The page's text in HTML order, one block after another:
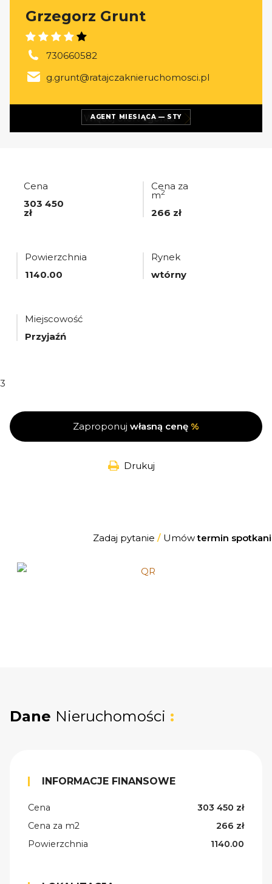
AGENT MIESIĄCA — STY
Grzegorz Grunt
730660582
g.grunt@ratajczaknieruchomosci.pl
Więcej ofertagenta
Cena
303 450
zł
Cena za
m2
266 zł
Powierzchnia
1140.00
Rynek
wtórny
Miejscowość
Przyjaźń
3
Zaproponuj własną cenę %
Drukuj
Zadaj pytanie /Umówtermin
Dane Nieruchomości :
INFORMACJE FINANSOWE
Cena
303 450 zł
Cena za m2
266 zł
Powierzchnia
1140.00